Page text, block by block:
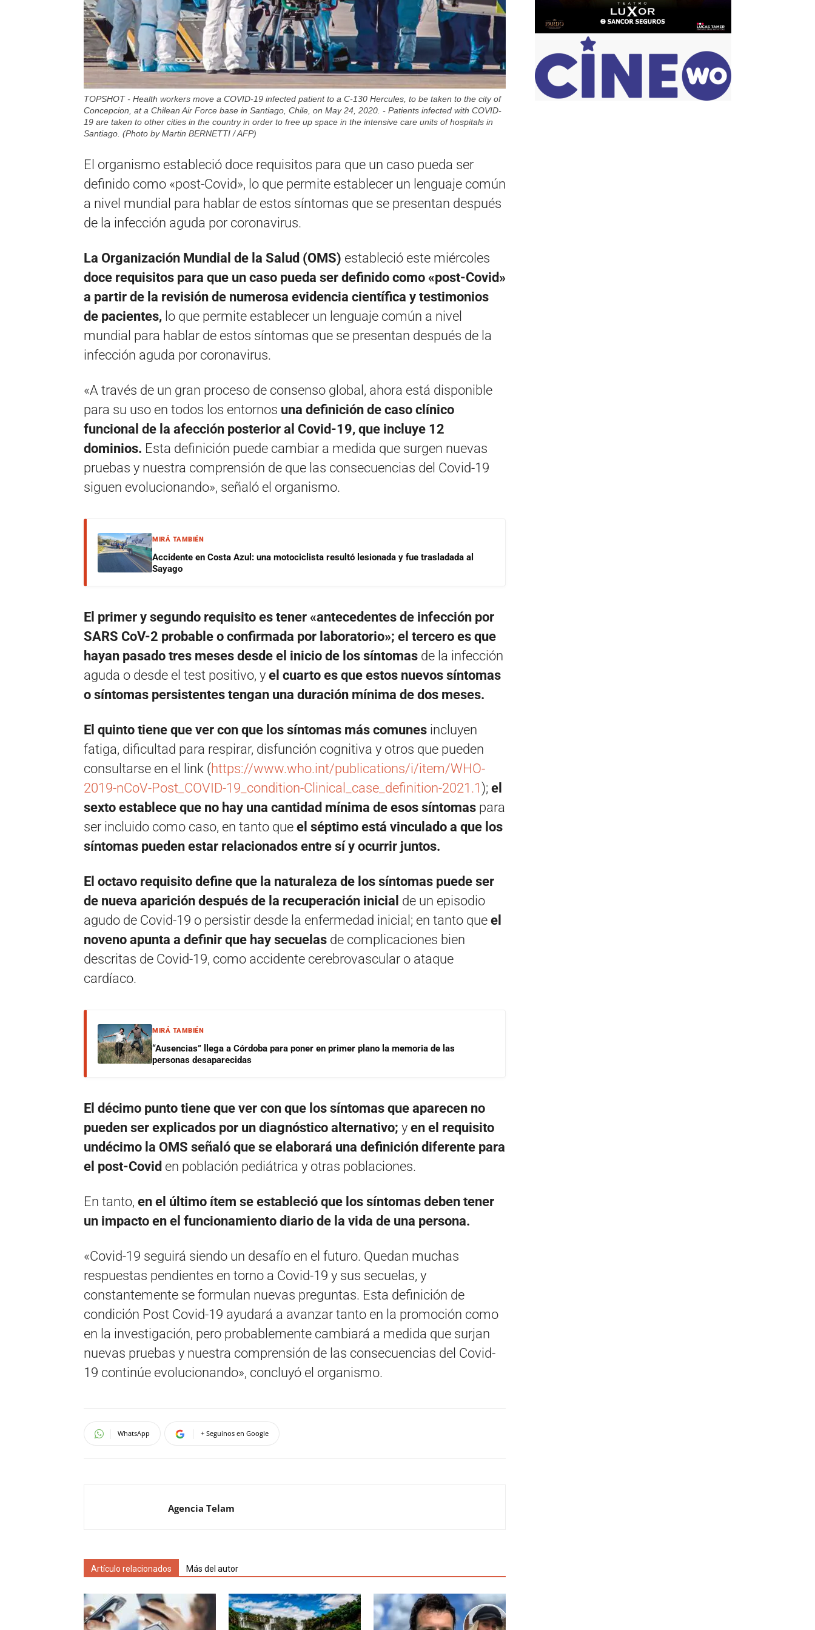
TOPSHOT - Health workers move a COVID-19 infected patient to a C-130 Hercules, to be taken to the city of
Concepcion, at a Chilean Air Force base in Santiago, Chile, on May 24, 2020. - Patients infected with COVID-
19 are taken to other cities in the country in order to free up space in the intensive care units of hospitals in
Santiago. (Photo by Martin BERNETTI / AFP)
El organismo estableció doce requisitos para que un caso pueda ser
definido como «post-Covid», lo que permite establecer un lenguaje común
a nivel mundial para hablar de estos síntomas que se presentan después
de la infección aguda por coronavirus.
La Organización Mundial de la Salud (OMS) estableció este miércoles
doce requisitos para que un caso pueda ser definido como «post-Covid»
a partir de la revisión de numerosa evidencia científica y testimonios
de pacientes, lo que permite establecer un lenguaje común a nivel
mundial para hablar de estos síntomas que se presentan después de la
infección aguda por coronavirus.
«A través de un gran proceso de consenso global, ahora está disponible
para su uso en todos los entornos una definición de caso clínico
funcional de la afección posterior al Covid-19, que incluye 12
dominios. Esta definición puede cambiar a medida que surgen nuevas
pruebas y nuestra comprensión de que las consecuencias del Covid-19
siguen evolucionando», señaló el organismo.
MIRÁ TAMBIÉN
Accidente en Costa Azul: una motociclista resultó lesionada y fue trasladada al
Sayago
El primer y segundo requisito es tener «antecedentes de infección por
SARS CoV-2 probable o confirmada por laboratorio»; el tercero es que
hayan pasado tres meses desde el inicio de los síntomas de la infección
aguda o desde el test positivo, y el cuarto es que estos nuevos síntomas
o síntomas persistentes tengan una duración mínima de dos meses.
El quinto tiene que ver con que los síntomas más comunes incluyen
fatiga, dificultad para respirar, disfunción cognitiva y otros que pueden
consultarse en el link (https://www.who.int/publications/i/item/WHO-
2019-nCoV-Post_COVID-19_condition-Clinical_case_definition-2021.1); el
sexto establece que no hay una cantidad mínima de esos síntomas para
ser incluido como caso, en tanto que el séptimo está vinculado a que los
síntomas pueden estar relacionados entre sí y ocurrir juntos.
El octavo requisito define que la naturaleza de los síntomas puede ser
de nueva aparición después de la recuperación inicial de un episodio
agudo de Covid-19 o persistir desde la enfermedad inicial; en tanto que el
noveno apunta a definir que hay secuelas de complicaciones bien
descritas de Covid-19, como accidente cerebrovascular o ataque
cardíaco.
MIRÁ TAMBIÉN
“Ausencias” llega a Córdoba para poner en primer plano la memoria de las
personas desaparecidas
El décimo punto tiene que ver con que los síntomas que aparecen no
pueden ser explicados por un diagnóstico alternativo; y en el requisito
undécimo la OMS señaló que se elaborará una definición diferente para
el post-Covid en población pediátrica y otras poblaciones.
En tanto, en el último ítem se estableció que los síntomas deben tener
un impacto en el funcionamiento diario de la vida de una persona.
«Covid-19 seguirá siendo un desafío en el futuro. Quedan muchas
respuestas pendientes en torno a Covid-19 y sus secuelas, y
constantemente se formulan nuevas preguntas. Esta definición de
condición Post Covid-19 ayudará a avanzar tanto en la promoción como
en la investigación, pero probablemente cambiará a medida que surjan
nuevas pruebas y nuestra comprensión de las consecuencias del Covid-
19 continúe evolucionando», concluyó el organismo.
WhatsApp + Seguinos en Google
Agencia Telam
Artículo relacionados Más del autor